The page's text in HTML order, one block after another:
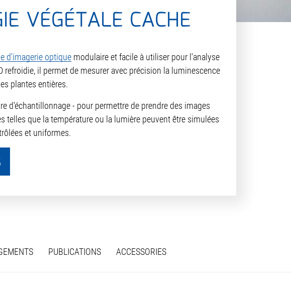
VÉGÉTALE CACHE
d'imagerie optique modulaire et facile à utiliser pour l'analyse
il permet de mesurer avec précision la luminescence
plantes entières.
d'échantillonnage - pour permettre de prendre des images
que la température ou la lumière peuvent être simulées
et uniformes.
PUBLICATIONS ACCESSORIES